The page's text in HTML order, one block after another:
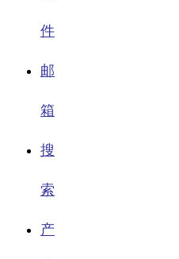
件
邮
箱
搜
索
产